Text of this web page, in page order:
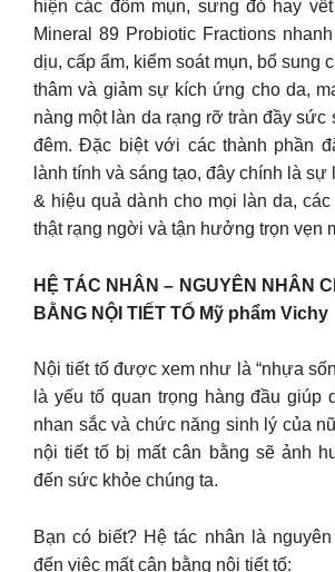
hiện các đốm mụn, sưng đỏ hay
Mineral 89 Probiotic Fractions
dịu, cấp ẩm, kiểm soát mụn, bổ sung
thâm và giảm sự kích ứng cho da,
nàng một làn da rạng rỡ tràn đầy sức
đêm. Đặc biệt với các thành phần
lành tính và sáng tạo, đây chính là sự
& hiệu quả dành cho mọi làn da,
thật rạng ngời và tận hưởng trọn vẹn
HỆ TÁC NHÂN – NGUYÊN NHÂN
BẰNG NỘI TIẾT TỐ Mỹ phẩm Vichy
Nội tiết tố được xem như là “nhựa
là yếu tố quan trọng hàng đầu giúp
nhan sắc và chức năng sinh lý của
nội tiết tố bị mất cân bằng sẽ ảnh
đến sức khỏe chúng ta.
Bạn có biết? Hệ tác nhân là
đến việc mất cân bằng nội tiết tố: